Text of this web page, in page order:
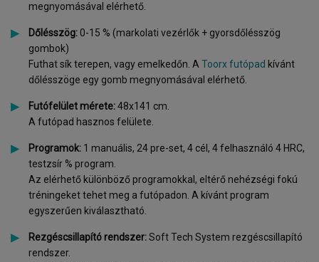
megnyomásával elérhető.
Dőlésszög:0-15 % (markolati vezérlők + gyorsdőlésszög
gombok)
Futhat sík terepen, vagy emelkedőn. A Toorx futópad kívánt
dőlésszöge egy gomb megnyomásával elérhető.
Futófelület mérete:48x141 cm.
A futópad hasznos felülete.
Programok: 1 manuális, 24 pre-set, 4 cél, 4 felhasználó 4 HRC,
testzsír % program.
Az elérhető különböző programokkal, eltérő nehézségi fokú
tréningeket tehet meg a futópadon. A kívánt program
egyszerűen kiválasztható.
Rezgéscsillapító rendszer:Soft Tech System rezgéscsillapító
rendszer.